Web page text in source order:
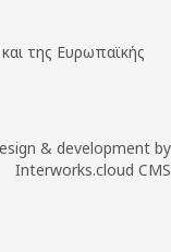
της Ευρωπαϊκής
& development by
Interworks.cloud CMS